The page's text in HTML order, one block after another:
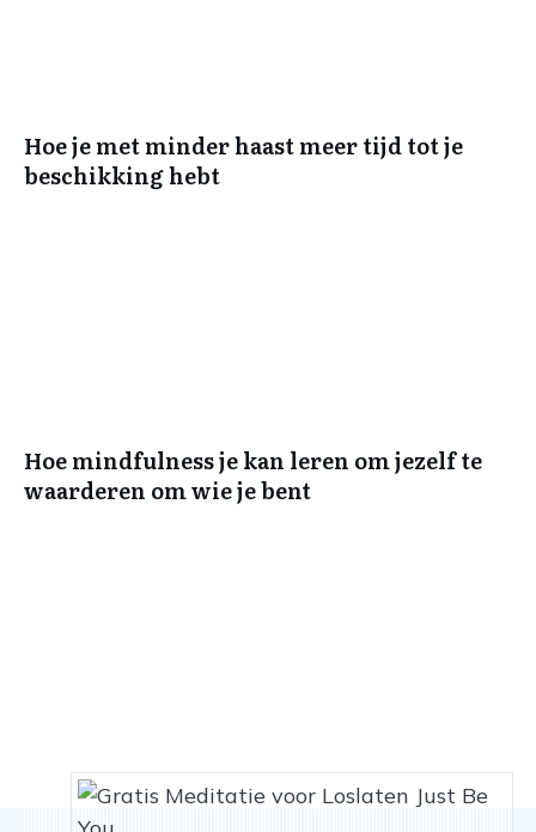
Hoe je met minder haast meer tijd tot je
beschikking hebt
Hoe mindfulness je kan leren om jezelf te
waarderen om wie je bent